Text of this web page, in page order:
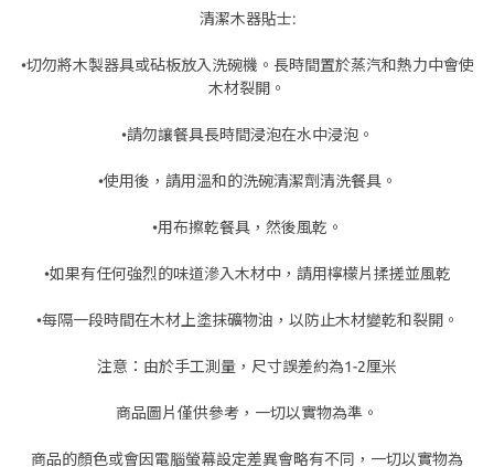
清潔木器貼士:
•切勿將木製器具或砧板放入洗碗機。長時間置於蒸汽和熱力中會使
木材裂開。
•請勿讓餐具長時間浸泡在水中浸泡。
•使用後，請用溫和的洗碗清潔劑清洗餐具。
•用布擦乾餐具，然後風乾。
•如果有任何強烈的味道滲入木材中，請用檸檬片揉搓並風乾
•每隔一段時間在木材上塗抹礦物油，以防止木材變乾和裂開。
注意：由於手工測量，尺寸誤差約為1-2厘米
商品圖片僅供參考，一切以實物為準。
商品的顏色或會因電腦螢幕設定差異會略有不同，一切以實物為